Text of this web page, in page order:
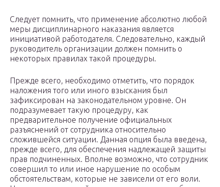
Следует помнить, что применение абсолютно любой
меры дисциплинарного наказания является
инициативой работодателя. Следовательно, каждый
руководитель организации должен помнить о
некоторых правилах такой процедуры.
Прежде всего, необходимо отметить, что порядок
наложения того или иного взыскания был
зафиксирован на законодательном уровне. Он
подразумевает такую процедуру, как
предварительное получение официальных
разъяснений от сотрудника относительно
сложившейся ситуации. Данная опция была введена,
прежде всего, для обеспечения надлежащей защиты
прав подчиненных. Вполне возможно, что сотрудник
совершил то или иное нарушение по особым
обстоятельствам, которые не зависели от его воли.